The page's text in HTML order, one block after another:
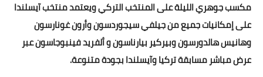
مكسب جوهري الليلة على المنتخب التركي ويعتمد منتخب آيسلندا
على إمكانيات جميع من جيلفي سيجوردسون وأرون غونارسون
وهانيس هالدورسون وبيركير بيارناسون و ألفريد فينبوجاسون عبر
عرض مباشر مسابقة تركيا وآيسلندا بجودة متنوعة.